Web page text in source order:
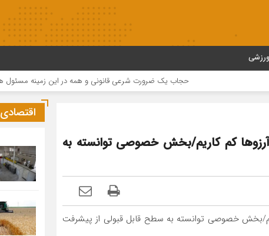
ورزشی
حجاب یک ضرورت شرعی قانونی و همه در این زمینه مسئول هستند
کم کاریم/بخش خصوصی توانسته به
اقتصادی